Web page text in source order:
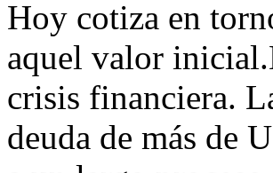
Hoy cotiza en
aquel valor
crisis financiera.
deuda de más de